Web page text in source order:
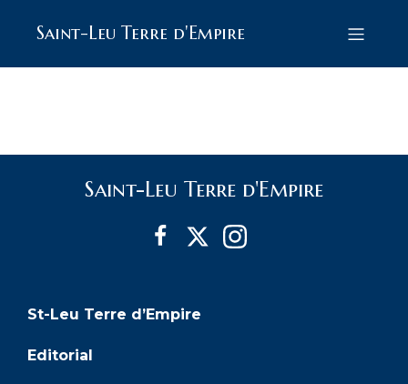
Saint-Leu Terre d'Empire
Saint-Leu Terre d'Empire
St-Leu Terre d’Empire
Editorial